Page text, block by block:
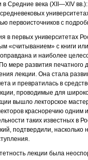
Средние века (XII—XIV
первоисточников с
в первых университетах
«считыванием» с книги
и наиболее
мере развития печатного
лекции. Она стала
и превратилась в
проводимые для
вышло лекторское
красноречию одним
таких известных в
подтвердили, насколько
лекции была